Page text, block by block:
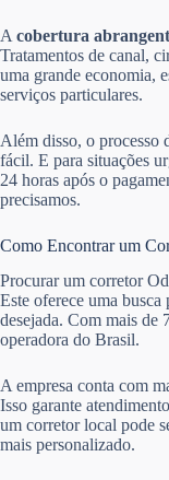
A cobertura
Tratamentos de canal,
uma grande economia,
serviços particulares.
Além disso, o processo
fácil. E para situações
24 horas após o
precisamos.
Como Encontrar um
Procurar um corretor
Este oferece uma
desejada. Com mais de
operadora do Brasil.
A empresa conta com
Isso garante
um corretor local pode
mais personalizado.